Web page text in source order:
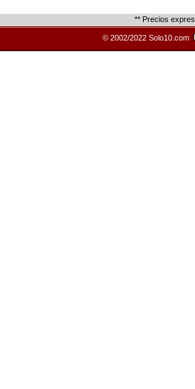
** Precios
© 2002/2022 Solo10.com